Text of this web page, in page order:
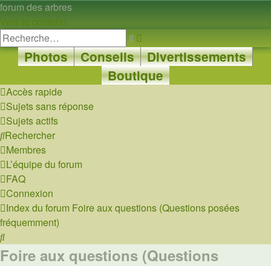
forum des arbres
Vers le contenu
Rechercher
avancée
Photos Conseils
Divertissements
Boutique
Accès rapide
Sujets sans réponse
Sujets actifs
Rechercher
Membres
L’équipe du forum
FAQ
Connexion
Index du forum Foire aux questions (Questions posées
fréquemment)
Rechercher
Foire aux questions (Questions